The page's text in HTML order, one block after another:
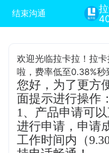
结束沟通
欢迎光临拉卡拉！拉
啦，费率低至0.38%秒
您好，为了更方
面提示进行操作：
1、产品申请可
进行申请，申请
工作时间内（